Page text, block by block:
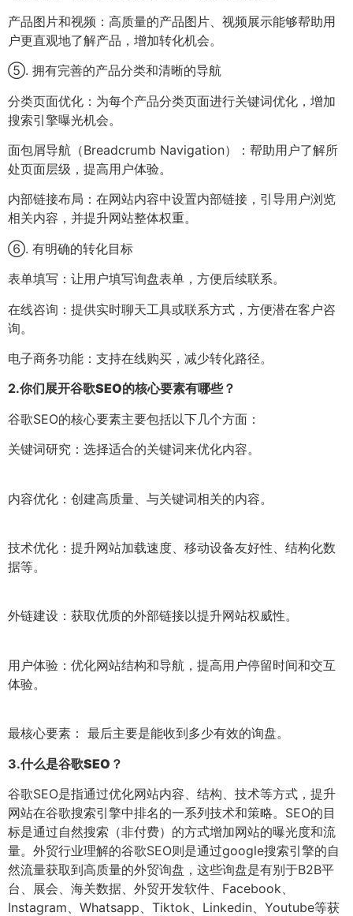
产品图片和视频：高质量的产品图片、视频展示能够帮助用
户更直观地了解产品，增加转化机会。
⑤. 拥有完善的产品分类和清晰的导航
分类页面优化：为每个产品分类页面进行关键词优化，增加
搜索引擎曝光机会。
面包屑导航（Breadcrumb Navigation）：帮助用户了解所
处页面层级，提高用户体验。
内部链接布局：在网站内容中设置内部链接，引导用户浏览
相关内容，并提升网站整体权重。
⑥. 有明确的转化目标
表单填写：让用户填写询盘表单，方便后续联系。
在线咨询：提供实时聊天工具或联系方式，方便潜在客户咨
询。
电子商务功能：支持在线购买，减少转化路径。
2.你们展开谷歌SEO的核心要素有哪些？
谷歌SEO的核心要素主要包括以下几个方面：
关键词研究：选择适合的关键词来优化内容。
内容优化：创建高质量、与关键词相关的内容。
技术优化：提升网站加载速度、移动设备友好性、结构化数
据等。
外链建设：获取优质的外部链接以提升网站权威性。
用户体验：优化网站结构和导航，提高用户停留时间和交互
体验。
最核心要素： 最后主要是能收到多少有效的询盘。
3.什么是谷歌SEO？
谷歌SEO是指通过优化网站内容、结构、技术等方式，提升
网站在谷歌搜索引擎中排名的一系列技术和策略。SEO的目
标是通过自然搜索（非付费）的方式增加网站的曝光度和流
量。外贸行业理解的谷歌SEO则是通过google搜索引擎的自
然流量获取到高质量的外贸询盘，这些询盘是有别于B2B平
台、展会、海关数据、外贸开发软件、Facebook、
Instagram、Whatsapp、Tiktok、Linkedin、Youtube等获